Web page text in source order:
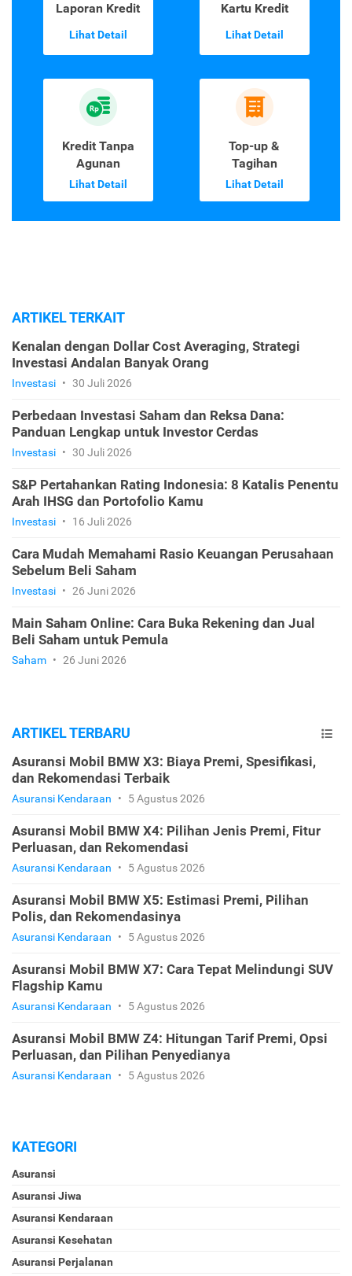
Laporan Kredit
Lihat Detail
Kartu Kredit
Lihat Detail
Kredit Tanpa
Agunan
Lihat Detail
Top-up &
Tagihan
Lihat Detail
ARTIKEL TERKAIT
Kenalan dengan Dollar Cost Averaging, Strategi
Investasi Andalan Banyak Orang
Investasi • 30 Juli 2026
Perbedaan Investasi Saham dan Reksa Dana:
Panduan Lengkap untuk Investor Cerdas
Investasi • 30 Juli 2026
S&P Pertahankan Rating Indonesia: 8 Katalis Penentu
Arah IHSG dan Portofolio Kamu
Investasi • 16 Juli 2026
Cara Mudah Memahami Rasio Keuangan Perusahaan
Sebelum Beli Saham
Investasi • 26 Juni 2026
Main Saham Online: Cara Buka Rekening dan Jual
Beli Saham untuk Pemula
Saham • 26 Juni 2026
ARTIKEL TERBARU
Asuransi Mobil BMW X3: Biaya Premi, Spesifikasi,
dan Rekomendasi Terbaik
Asuransi Kendaraan • 5 Agustus 2026
Asuransi Mobil BMW X4: Pilihan Jenis Premi, Fitur
Perluasan, dan Rekomendasi
Asuransi Kendaraan • 5 Agustus 2026
Asuransi Mobil BMW X5: Estimasi Premi, Pilihan
Polis, dan Rekomendasinya
Asuransi Kendaraan • 5 Agustus 2026
Asuransi Mobil BMW X7: Cara Tepat Melindungi SUV
Flagship Kamu
Asuransi Kendaraan • 5 Agustus 2026
Asuransi Mobil BMW Z4: Hitungan Tarif Premi, Opsi
Perluasan, dan Pilihan Penyedianya
Asuransi Kendaraan • 5 Agustus 2026
KATEGORI
Asuransi
Asuransi Jiwa
Asuransi Kendaraan
Asuransi Kesehatan
Asuransi Perjalanan